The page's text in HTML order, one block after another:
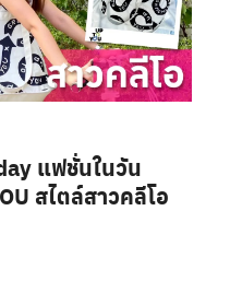
แฟชั่นในวัน
สไตล์สาวคลีโอ